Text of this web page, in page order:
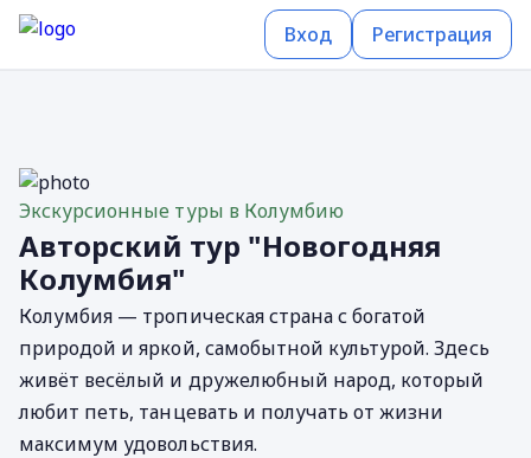
Вход Регистрация
Экскурсионные туры в Колумбию
Авторский тур "Новогодняя
Колумбия"
Колумбия — тропическая страна с богатой
природой и яркой, самобытной культурой. Здесь
живёт весёлый и дружелюбный народ, который
любит петь, танцевать и получать от жизни
максимум удовольствия.